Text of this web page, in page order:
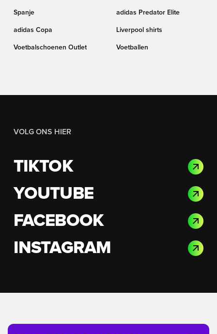
Spanje adidas Predator Elite
adidas Copa Liverpool shirts
Voetbalschoenen Outlet Voetballen
VOLG ONS HIER
TIKTOK
YOUTUBE
FACEBOOK
INSTAGRAM